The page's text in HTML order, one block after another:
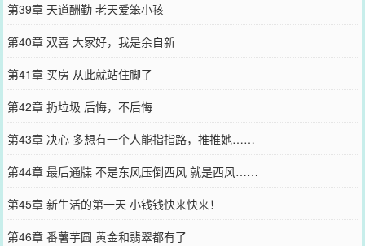
第39章 天道酬勤 老天爱笨小孩
第40章 双喜 大家好，我是余自新
第41章 买房 从此就站住脚了
第42章 扔垃圾 后悔，不后悔
第43章 决心 多想有一个人能指指路，推推她……
第44章 最后通牒 不是东风压倒西风 就是西风……
第45章 新生活的第一天 小钱钱快来快来！
第46章 番薯芋圆 黄金和翡翠都有了